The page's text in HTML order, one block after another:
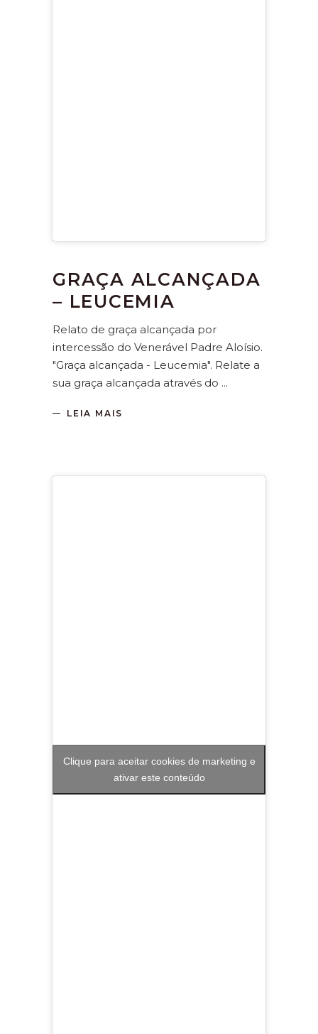
GRAÇA ALCANÇADA
– LEUCEMIA
Relato de graça alcançada por
intercessão do Venerável Padre Aloísio.
"Graça alcançada - Leucemia". Relate a
sua graça alcançada através do
LEIA MAIS
Clique para aceitar cookies de marketing e
ativar este conteúdo